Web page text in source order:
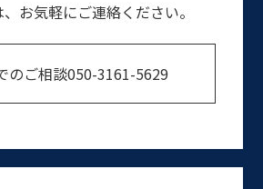
お気軽にご連絡ください。
のご相談050-3161-5629